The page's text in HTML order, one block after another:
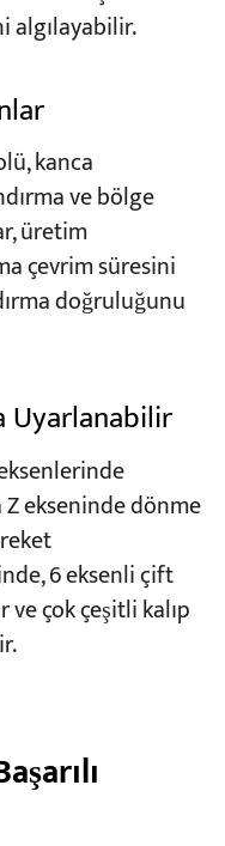
algılayabilir.
kanca
ve bölge
üretim
çevrim süresini
doğruluğunu
Uyarlanabilir
ekseninde dönme
6 eksenli çift
çok çeşitli kalıp